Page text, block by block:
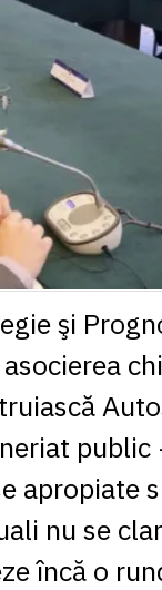
şi
apropiate
nu se
încă o